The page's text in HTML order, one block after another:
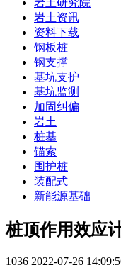
岩土研究院
岩土资讯
资料下载
钢板桩
钢支撑
基坑支护
基坑监测
加固纠偏
岩土
桩基
锚索
围护桩
装配式
新能源基础
桩顶作用效应
1036 2022-07-26